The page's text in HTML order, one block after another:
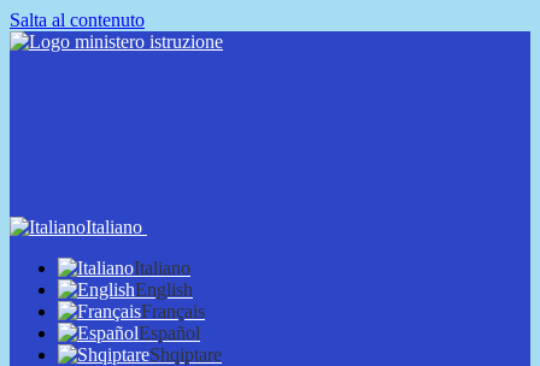
Salta al contenuto
Italiano
Italiano
English
Français
Español
Shqiptare